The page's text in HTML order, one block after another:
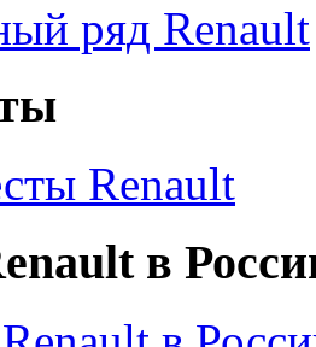
ряд Renault
Renault
в